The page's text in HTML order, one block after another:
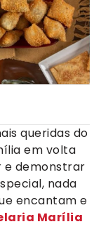
queridas do
em volta
e demonstrar
nada
encantam e
Marília